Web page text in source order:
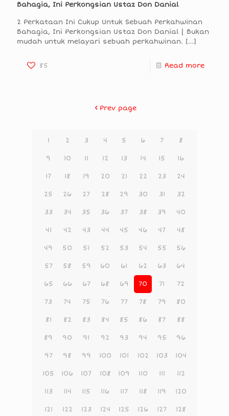
Bahagia, Ini Perkongsian Ustaz Don Danial
2 Perkataan Ini Cukup Untuk Sebuah Perkahwinan
Bahagia, Ini Perkongsian Ustaz Don Danial | Bukan
mudah untuk melayari sebuah perkahwinan. […]
85 Read more
Prev page
1 2 3 4 5 6 7 8
9 10 11 12 13 14 15 16
17 18 19 20 21 22 23 24
25 26 27 28 29 30 31 32
33 34 35 36 37 38 39 40
41 42 43 44 45 46 47 48
49 50 51 52 53 54 55 56
57 58 59 60 61 62 63 64
65 66 67 68 69 70 71 72
73 74 75 76 77 78 79 80
81 82 83 84 85 86 87 88
89 90 91 92 93 94 95 96
97 98 99 100 101 102 103 104
105 106 107 108 109 110 111 112
113 114 115 116 117 118 119 120
121 122 123 124 125 126 127 128